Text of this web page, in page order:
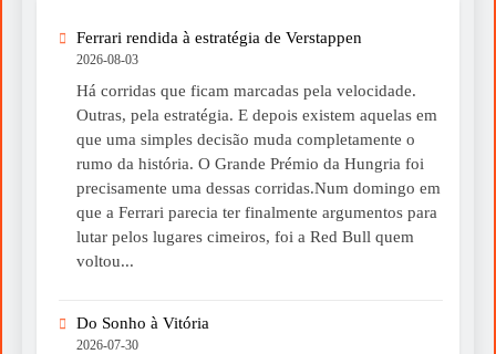
Ferrari rendida à estratégia de Verstappen
2026-08-03
Há corridas que ficam marcadas pela velocidade.
Outras, pela estratégia. E depois existem aquelas em
que uma simples decisão muda completamente o
rumo da história. O Grande Prémio da Hungria foi
precisamente uma dessas corridas.Num domingo em
que a Ferrari parecia ter finalmente argumentos para
lutar pelos lugares cimeiros, foi a Red Bull quem
voltou...
Do Sonho à Vitória
2026-07-30